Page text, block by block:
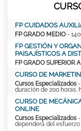
FP CUIDADOS
FP GRADO MEDIO -
FP GESTIÓN Y
PAISAJÍSTICOS A
FP GRADO SUPERIOR
CURSO DE
Cursos Especializados -
duración de 200 horas.
CURSO DE
ONLINE
Cursos Especializados
dependerá del